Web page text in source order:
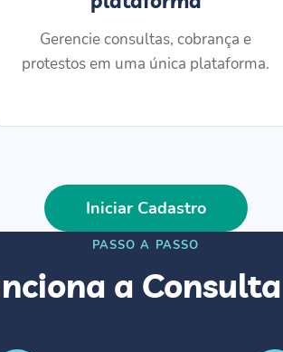
Gerencie consultas, cobrança e
protestos em uma única plataforma.
Iniciar Cadastro
PASSO A PASSO
a